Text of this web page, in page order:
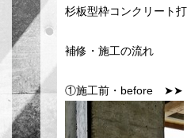
杉板型枠コンクリート
補修・施工の流れ
①施工前・before